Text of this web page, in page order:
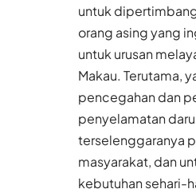
untuk
orang asing yang
untuk urusan
Makau. Terutama,
pencegahan dan
penyelamatan
terselenggaranya
masyarakat, dan
kebutuhan sehari-